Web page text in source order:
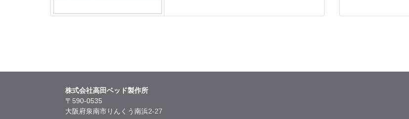
株式会社高田ベッド製作所
〒590-0535
大阪府泉南市りんくう南浜2-27